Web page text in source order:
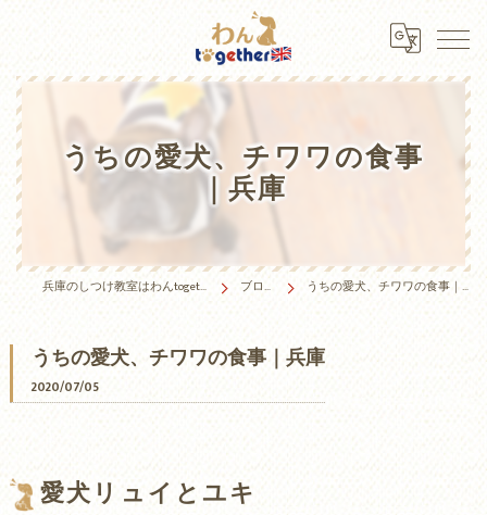
うちの愛犬、チワワの食事
｜兵庫
兵庫のしつけ教室はわんtogether ブログ うちの愛犬、チワワの食事｜兵庫
うちの愛犬、チワワの食事｜兵庫
2020/07/05
愛犬リュイとユキ